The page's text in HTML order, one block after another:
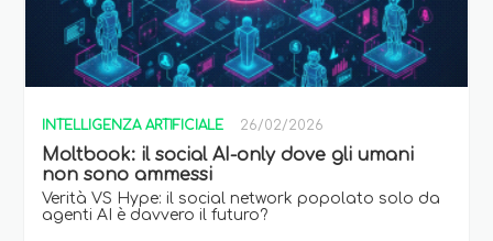
INTELLIGENZA ARTIFICIALE 26/02/2026
Moltbook: il social AI-only dove gli umani
non sono ammessi
Verità VS Hype: il social network popolato solo da
agenti AI è davvero il futuro?